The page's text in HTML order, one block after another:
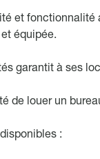
et
équipée.
garantit à ses
de louer un
: